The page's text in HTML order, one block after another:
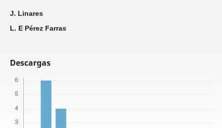
J. Linares
L. E Pérez Farras
Descargas